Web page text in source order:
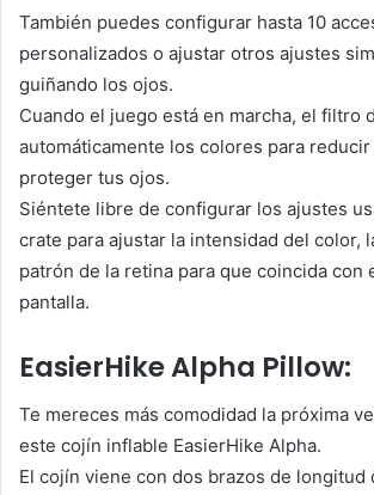
También puedes configurar hasta 10
personalizados o ajustar otros ajustes
guiñando los ojos.
Cuando el juego está en marcha, el filtro
automáticamente los colores para
proteger tus ojos.
Siéntete libre de configurar los ajustes
crate para ajustar la intensidad del color,
patrón de la retina para que coincida con
pantalla.
EasierHike Alpha Pillow:
Te mereces más comodidad la próxima
este cojín inflable EasierHike Alpha.
El cojín viene con dos brazos de longitud